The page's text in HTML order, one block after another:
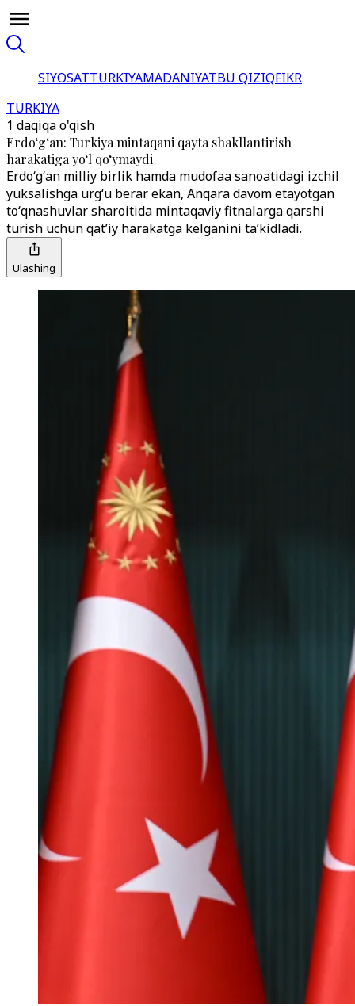
SIYOSATTURKIYAMADANIYATBU QIZIQFIKR
TURKIYA
1 daqiqa o'qish
Erdo‘g‘an: Turkiya mintaqani qayta shakllantirish
harakatiga yo‘l qo‘ymaydi
Erdoʻgʻan milliy birlik hamda mudofaa sanoatidagi izchil
yuksalishga urgʻu berar ekan, Anqara davom etayotgan
toʻqnashuvlar sharoitida mintaqaviy fitnalarga qarshi
turish uchun qatʼiy harakatga kelganini taʼkidladi.
Ulashing